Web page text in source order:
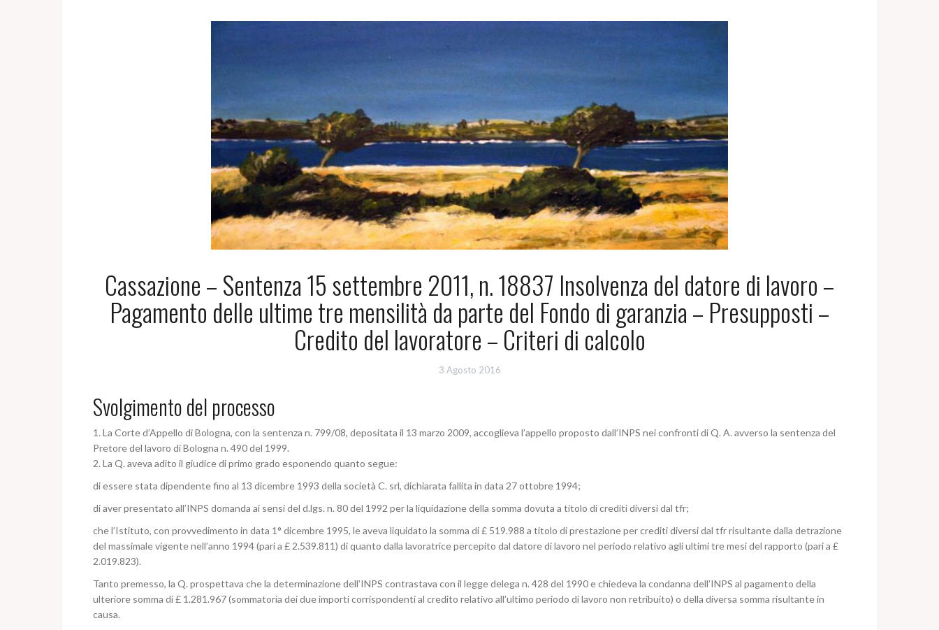
Cassazione – Sentenza 15 settembre 2011, n. 18837 Insolvenza del datore di lavoro –
Pagamento delle ultime tre mensilità da parte del Fondo di garanzia – Presupposti –
Credito del lavoratore – Criteri di calcolo
3 Agosto 2016
Svolgimento del processo
1. La Corte d’Appello di Bologna, con la sentenza n. 799/08, depositata il 13 marzo 2009, accoglieva l’appello proposto dall’INPS nei confronti di Q. A. avverso la sentenza del
Pretore del lavoro di Bologna n. 490 del 1999.
2. La Q. aveva adito il giudice di primo grado esponendo quanto segue:
di essere stata dipendente fino al 13 dicembre 1993 della società C. srl, dichiarata fallita in data 27 ottobre 1994;
di aver presentato all’INPS domanda ai sensi del d.lgs. n. 80 del 1992 per la liquidazione della somma dovuta a titolo di crediti diversi dal tfr;
che l’Istituto, con provvedimento in data 1° dicembre 1995, le aveva liquidato la somma di £ 519.988 a titolo di prestazione per crediti diversi dal tfr risultante dalla detrazione
del massimale vigente nell’anno 1994 (pari a £ 2.539.811) di quanto dalla lavoratrice percepito dal datore di lavoro nel periodo relativo agli ultimi tre mesi del rapporto (pari a £
2.019.823).
Tanto premesso, la Q. prospettava che la determinazione dell’INPS contrastava con il legge delega n. 428 del 1990 e chiedeva la condanna dell’INPS al pagamento della
ulteriore somma di £ 1.281.967 (sommatoria dei due importi corrispondenti al credito relativo all’ultimo periodo di lavoro non retribuito) o della diversa somma risultante in
causa.